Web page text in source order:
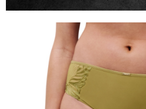
資料（包含姓名、電話或地址）提供予台
3.完整用戶服務條款，請詳閱以下連結：
【注意事項】
１．透過由恩沛科技股份有限公司提供之
易，需依本服務之必要範圍內提供個人資
權轉讓予恩沛科技股份有限公司。
２．關於個人資料處理事宜，請瀏覽以下
https://aftee.tw/terms/#terms3
３．未成年的使用者請事先徵得法定代理
宅配.
每筆NT$80，滿NT$2,500(含以上)免
宅配(不含釣魚台列嶼、東沙、南沙
美、白沙、烈嶼、烏坵、蘭嶼)
每筆NT$200